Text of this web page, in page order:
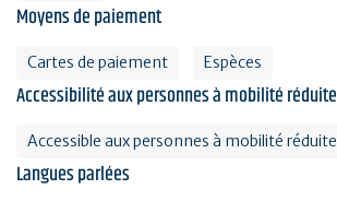
Moyens de paiement
Cartes de paiement Espèces
Accessibilité aux personnes à mobilité réduite
Accessible aux personnes à mobilité réduite
Langues parlées